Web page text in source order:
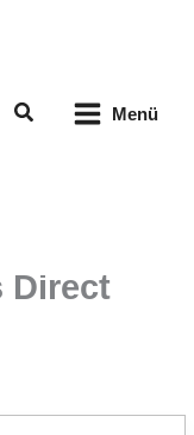
Suchen Menü
Direct